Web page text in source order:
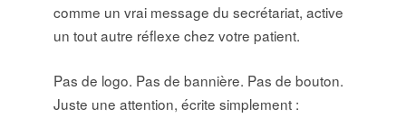
comme un vrai message du secrétariat, active
un tout autre réflexe chez votre patient.
Pas de logo. Pas de bannière. Pas de bouton.
Juste une attention, écrite simplement :